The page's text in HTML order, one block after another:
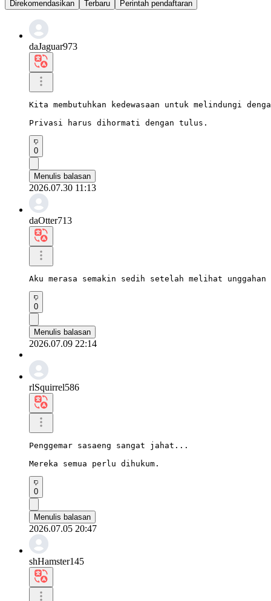
Direkomendasikan Terbaru Perintah pendaftaran
daJaguar973
Kita membutuhkan kedewasaan untuk melindungi
Privasi harus dihormati dengan tulus.
0
Menulis balasan
2026.07.30 11:13
daOtter713
Aku merasa semakin sedih setelah melihat
0
Menulis balasan
2026.07.09 22:14
rlSquirrel586
Penggemar sasaeng sangat jahat...
Mereka semua perlu dihukum.
0
Menulis balasan
2026.07.05 20:47
shHamster145